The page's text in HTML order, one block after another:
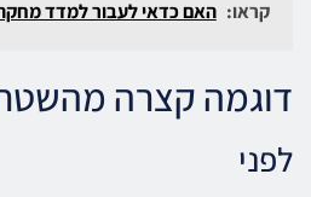
קראו: האם כדאי לעבור למדד מחקה
דוגמה קצרה
לפני